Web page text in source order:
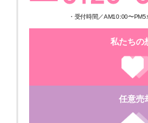
・受付時間／AM10:00〜
私たちの
任意売